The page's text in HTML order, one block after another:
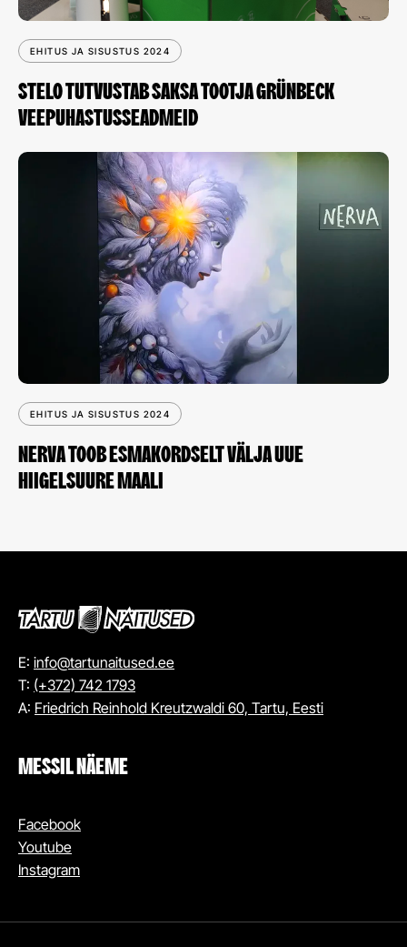
EHITUS JA SISUSTUS 2024
STELO TUTVUSTAB SAKSA TOOTJA GRÜNBECK
VEEPUHASTUSSEADMEID
EHITUS JA SISUSTUS 2024
NERVA TOOB ESMAKORDSELT VÄLJA UUE
HIIGELSUURE MAALI
E: info@tartunaitused.ee
T: (+372) 742 1793
A: Friedrich Reinhold Kreutzwaldi 60, Tartu, Eesti
MESSIL NÄEME
Facebook
Youtube
Instagram